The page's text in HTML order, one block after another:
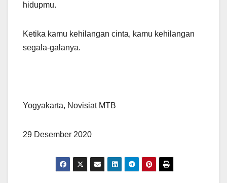
hidupmu.
Ketika kamu kehilangan cinta, kamu kehilangan
segala-galanya.
Yogyakarta, Novisiat MTB
29 Desember 2020